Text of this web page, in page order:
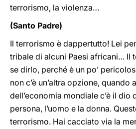
terrorismo, la violenza…
(Santo Padre)
Il terrorismo è dappertutto! Lei
tribale di alcuni Paesi africani… Il
se dirlo, perché è un po’
non c’è un’altra opzione, quando
dell’economia mondiale c’è il dio
persona, l’uomo e la donna.
terrorismo. Hai cacciato via la